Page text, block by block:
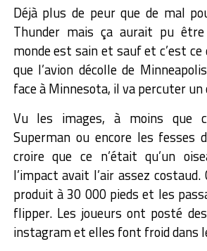
Déjà plus de peur que de mal
Thunder mais ça aurait pu
monde est sain et sauf et c’est
que l’avion décolle de
face à Minnesota, il va percuter un
Vu les images, à moins que
Superman ou encore les fesses
croire que ce n’était qu’un
l’impact avait l’air assez costaud.
produit à 30 000 pieds et les
flipper. Les joueurs ont posté
instagram et elles font froid dans